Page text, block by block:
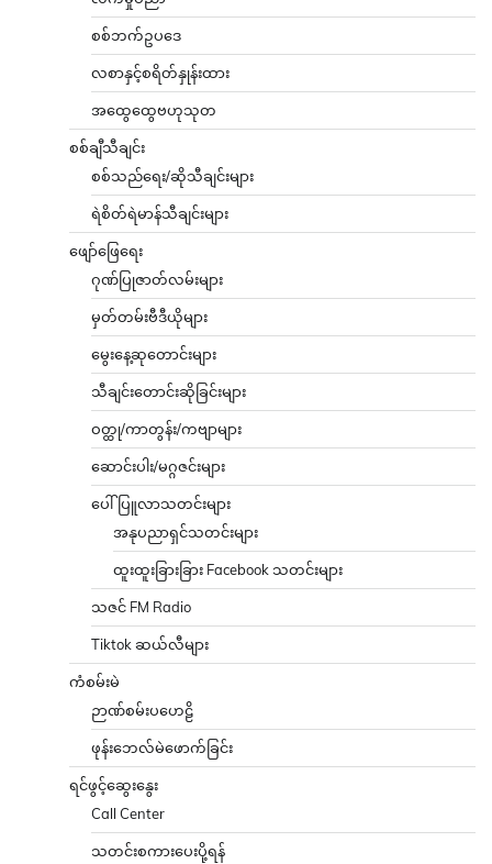
စစ်ဘက်ဥပဒေ
လစာနှင့်စရိတ်နှုန်းထား
အထွေထွေဗဟုသုတ
စစ်ချီသီချင်း
စစ်သည်ရေး/ဆိုသီချင်းများ
ရဲစိတ်ရဲမာန်သီချင်းများ
ဖျော်ဖြေရေး
ဂုဏ်ပြုဇာတ်လမ်းများ
မှတ်တမ်းဗီဒီယိုများ
မွေးနေ့ဆုတောင်းများ
သီချင်းတောင်းဆိုခြင်းများ
ဝတ္ထု/ကာတွန်း/ကဗျာများ
ဆောင်းပါး/မဂ္ဂဇင်းများ
ပေါ်ပြူလာသတင်းများ
အနုပညာရှင်သတင်းများ
ထူးထူးခြားခြား Facebook သတင်းများ
သဇင် FM Radio
Tiktok ဆယ်လီများ
ကံစမ်းမဲ
ဉာဏ်စမ်းပဟေဠိ
ဖုန်းဘေလ်မဲဖောက်ခြင်း
ရင်ဖွင့်ဆွေးနွေး
Call Center
သတင်းစကားပေးပို့ရန်